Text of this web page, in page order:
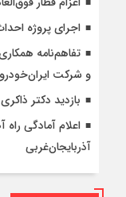
اجرای پروژه
تفاهم‌نامه
و شرکت
بازدید دکتر
اعلام آمادگی
آذربایجان‌غربی